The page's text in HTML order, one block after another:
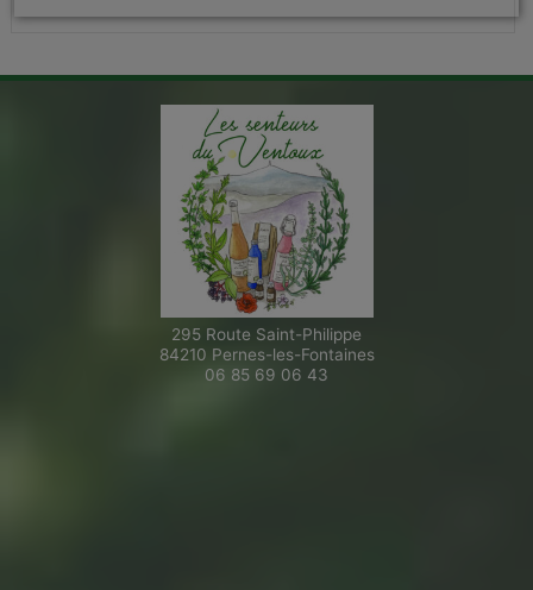
295 Route Saint-Philippe
84210 Pernes-les-Fontaines
06 85 69 06 43